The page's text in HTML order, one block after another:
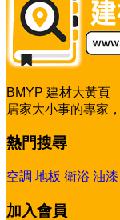
BMYP 建材大黃頁
居家大小事的專家
熱門搜尋
空調 地板 衛浴 油漆
加入會員